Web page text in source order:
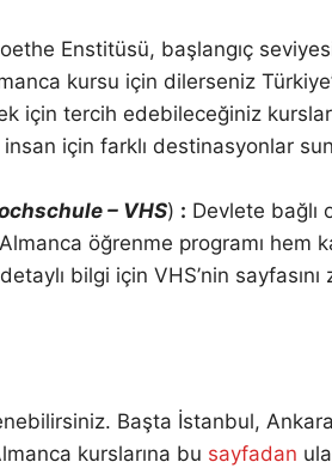
Enstitüsü, başlangıç
kursu için dilerseniz
için tercih edebileceğiniz
için farklı destinasyonlar
– VHS) : Devlete bağlı
öğrenme programı hem
bilgi için VHS’nin
Başta İstanbul,
kurslarına bu sayfadan